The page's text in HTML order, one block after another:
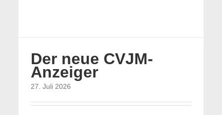
Der neue CVJM-
Anzeiger
27. Juli 2026